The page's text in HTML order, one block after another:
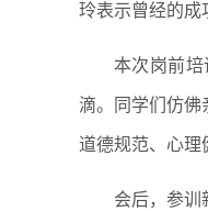
玲表示曾经的成
本次岗前
滴。同学们仿
道德规范、心理
会后，参训